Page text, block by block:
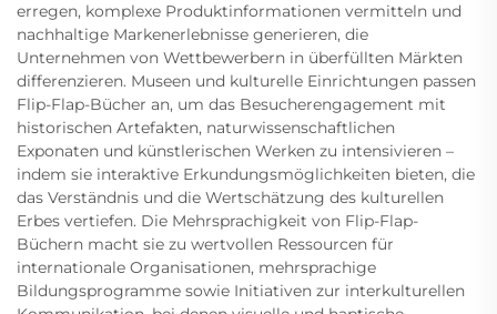
erregen, komplexe Produktinformationen vermitteln und
nachhaltige Markenerlebnisse generieren, die
Unternehmen von Wettbewerbern in überfüllten Märkten
differenzieren. Museen und kulturelle Einrichtungen passen
Flip-Flap-Bücher an, um das Besucherengagement mit
historischen Artefakten, naturwissenschaftlichen
Exponaten und künstlerischen Werken zu intensivieren –
indem sie interaktive Erkundungsmöglichkeiten bieten, die
das Verständnis und die Wertschätzung des kulturellen
Erbes vertiefen. Die Mehrsprachigkeit von Flip-Flap-
Büchern macht sie zu wertvollen Ressourcen für
internationale Organisationen, mehrsprachige
Bildungsprogramme sowie Initiativen zur interkulturellen